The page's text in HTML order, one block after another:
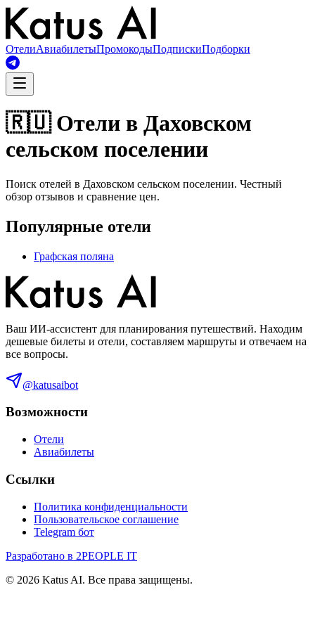
ОтелиАвиабилетыПромокодыПодпискиПодборки
🇷🇺 Отели в Даховском
сельском поселении
Поиск отелей в Даховском сельском поселении. Честный
обзор отзывов и сравнение цен.
Популярные отели
Графская поляна
Ваш ИИ-ассистент для планирования путешествий. Находим
дешевые билеты и отели, составляем маршруты и отвечаем на
все вопросы.
@katusaibot
Возможности
Отели
Авиабилеты
Ссылки
Политика конфиденциальности
Пользовательское соглашение
Telegram бот
Разработано в 2PEOPLE IT
© 2026 Katus AI. Все права защищены.